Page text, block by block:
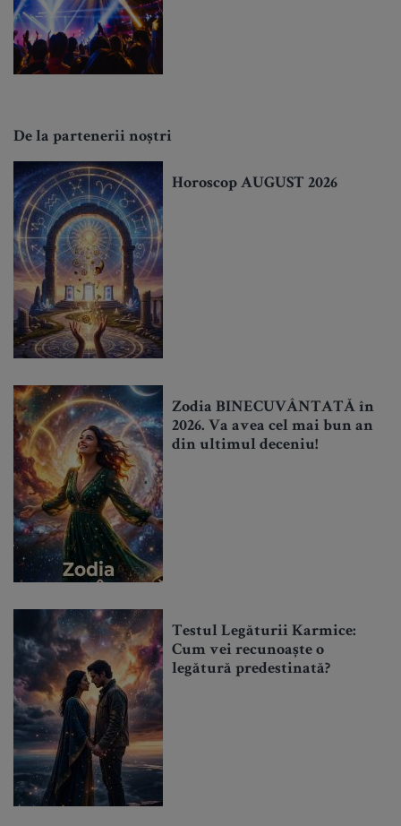
De la partenerii noștri
Horoscop AUGUST 2026
Zodia BINECUVÂNTATĂ în
2026. Va avea cel mai bun an
din ultimul deceniu!
Testul Legăturii Karmice:
Cum vei recunoaște o
legătură predestinată?